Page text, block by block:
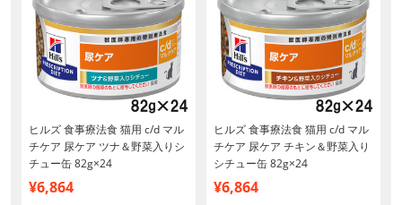
ヒルズ 食事療法食 猫用 c/d マル
チケア 尿ケア ツナ＆野菜入りシ
チュー缶 82g×24
¥6,864
ヒルズ 食事療法食 猫用 c/d マル
チケア 尿ケア チキン＆野菜入り
シチュー缶 82g×24
¥6,864